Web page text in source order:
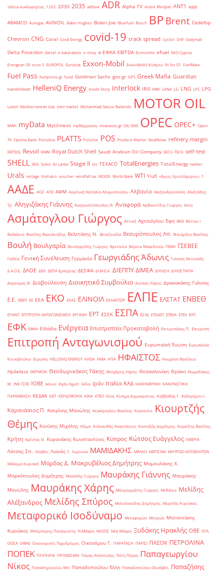
'άδεια κυκλοφορίας 1202 2030 2035 adblue ADR Alpha TV Andre Bledjian ANT1 app
ARAMCO Autogas AVINOIL Baker Hughes Biden Joe BlueFuel Bosch BPBrent Cedefop
Chevron CNG Coral Coral Energy covid-19 crack spread Cyclon DAF Dailymail
Delta Poseidon diesel e-katanalotis e-shop e-ΕΦΚΑ EBITDA Economist eFuel EKO Cyprus
Energean Oil euro 5 EUROPOL Eurostat Exxon-Mobil ExxonMobil Κύπρου fit for 55 FuelMate
Fuel Pass fuelprices.gr fund Goldman Sachs gov.gr GPS Greek Mafia Guardian
Handelsblatt HelleniQ Energy Inside Story interlock IRIS kWh LANA LG LNG LPC LPG
Lukoil Mediterranean Gas mini market Mohammad Sanusi Barkindo MOTOR OIL
MWh myData Mytilineos myΘέρμανση newsauto.gr OIL ONE OPEC OPEC+ Open
TV Optima Bank Petrolina PLATTS Porsche POS Prudent Warrior RealNews refinery margin
REPSOL Revoil RMM Royal Dutch Shell Saudi Arabian Oil Company SECU-TECH self-test
SHELL SKG Sokol Sri Lanka Stage II sts TEXACO TotalEnergies TotalEnergy twitter
Urals vintage Viohalco voucher windfall tax WOOD World Bank WTI Yiufi «Άγιος Χριστόφορος» ΄1
ΑΑΔΕ ΑΟΖ ΑΠΕ ΑΦΜ Αγγελική Ναταλία Αδαμοπούλου Αλβανία Αλεξανδρούπολη Αλεξιάδης
Τρ. Αληγιζάκης Γιάννης Αναγνωστόπουλος Θ. Αναφορά Αρβανιτίδης Γιώργος Ασία
Ασμάτογλου Γιώργος Αττική Αχτσιόγλου Έφη ΒΕΘ Βέττας Ι.
Βαλκάνια Βασίλης Βασιλειάδης Βελετάκης Ν. Βενεζουέλα Βεσυρόπουλος Απ. Βιλιάρδος Βασίλης
Βουλή Βουλγαρία Βουλγαρίδης Γιώργος Βρετανία Βόρεια Μακεδονία ΓΕΜΗ ΓΣΕΒΕΕ
Γαλλία Γενική Συνέλευση Γερμανία Γεωργιάδης Άδωνις Γιάννης Θεοτοκάς
Δ.Α.Ο.Ε. ΔΑΟΕ ΔΕΗ ΔΕΠΑ Εμπορίας ΔΕΣΦΑ ΔΙ.Μ.Ε.Α. ΔΙΕΠΠΥ ΔΙΜΕΑ ΔΙΥΛΙΣΗ ΔΙΥΛΙΣΤΗΡΙΑ
Δαγούμας Θ. Διαβούλευση Διοικητικό Συμβούλιο Δούκας Χάρης Δρακακάκης Γιάννης
Ε.Ε. ΕΒΕΠ ΕΕ ΕΕΑ ΕΚΟ ΕΛΑΣ ΕΛΙΝΟΙΛ ΕΛΛΑΚΤΩΡ ΕΛΠΕ ΕΛΣΤΑΤ ΕΝΒΕΘ
ΕΠΑΝΤ ΕΠΙΤΡΟΠΗ ΑΝΤΑΓΩΝΙΣΜΟΥ ΕΡΓΑΝΗ ΕΡΤ ΕΣΕΚ ΕΣΠΑ ΕΣΥΔ ΕΤΕΑΕΠ ΕΤΕΚΑ ΕΤΕπ ΕΥΠ
ΕΦΚ ΕΦΚΑ Ελλάδα Ενέργεια Επιστρεπτέα Προκαταβολή Επιτροπάκης Π. Επιτροπή
Επιτροπή Ανταγωνισμού Ευρωπαϊκή Ένωση Ευρωπαϊκό
Κοινοβούλιο Ευρώπη ΗELLENiQ ENERGY ΗΛΕΙΑ ΗΜΑ ΗΠΑ ΗΦΑΙΣΤΟΣ Ηνωμένο Βασίλειο
Ηράκλειο ΘΕΡΜΟΙΛ Θεοδωρικάκος Τάκης Θεοχάρης Χάρης Θεσσαλονίκη Θράκη Θωμαδάκης
Μ. ΙΝΕ-ΓΣΕΕ ΙΟΒΕ Ικόνιο Ιλχάν Αχμέτ Ινδία Ιράν Ιταλία ΚΑΔ ΚΑΘΗΜΕΡΙΝΗ ΚΑΝΟΝΙΣΤΙΚΗ
ΠΑΡΕΜΒΑΣΗ ΚΕΔΑΚ ΚΕΠ ΚΕΡΔΟΦΟΡΙΑ ΚΙΝΑ ΚΤΕΟ Κίνα Κίνημα Δημοκρατίας Καββαθάς Γ. Καλογήρου Ι.
Καρανάσιος Π. Κατρίνης Μανώλης Κεγκέρογλου Βασίλης Κερατσίνι
Κιουρτζής
Θέμης Κιούσης Μιχάλης Κλίμα Κολοκυθάς Αναστάσιος Κονταξής Δημήτρης Κορκίδης Βασίλης
Κρήτη Κρίντας Θ. Κυρανάκης Κωνσταντίνος Κύπρος Κώτσος Ευάγγελος ΛΙΒΕΡΙΑ
Λάτσης Σπ. Λέσβος Λιανός Ι. Λιμενικό ΜΑΜΙΔΑΚΗΣ ΜΕΛΚΟ ΜΕΡΙΣΜΑ ΜΗΤΡΩΟ ΑΠΟΒΛΗΤΩΝ
Μάλαμα Κυριακή Μάρδας Δ. Μακρυβέλιος Δημήτρης Μαμουλάκης Χ.
Μαρκόπουλος Δημήτρης Μασαλής Γιώργος Μαυράκης Γιάννης Μαυράκης
Μανώλης Μαυράκης Χάρης Μαυρομμάτης Γιώργος Μεθάνιο Μελίδης
Αλέξανδρος Μελίδης Σπύρος Μελισσανίδης Δημήτρης Μερελής Κυριάκος
Μεταφορικό Ισοδύναμο Μεταφορών Μητρώο Μητσοτάκης
Κυριάκος Μπόμπορης Παναγιώτης Ν.Μάκρη ΝΑΞΟΣ Νέα Μάκρη Ξυδάκης Ηρακλής ΟΒΕ ΟΓΑ
ΟΟΣΑ ΟΦΑΕ Οικονομικός Ταχυδρόμος Οικονόμου Γ. ΠΑΡΑΤΑΣΗ ΠΑΡΙΣΙ ΠΑΣΟΚ ΠΕΤΡΟΛΙΝΑ
ΠΟΠΕΚ ΠΡΑΤΗΡΙΑ ΠΡΟΘΕΣΜΙΑ Πάνας Απόστολος Πέτη Πέρκα Παπαγεωργίου
Νίκος Παπαδημητρίου Μπ. Παπαδοπούλου Έλλη Παπαδοπούλου Ελισάβετ Παπαζήσης